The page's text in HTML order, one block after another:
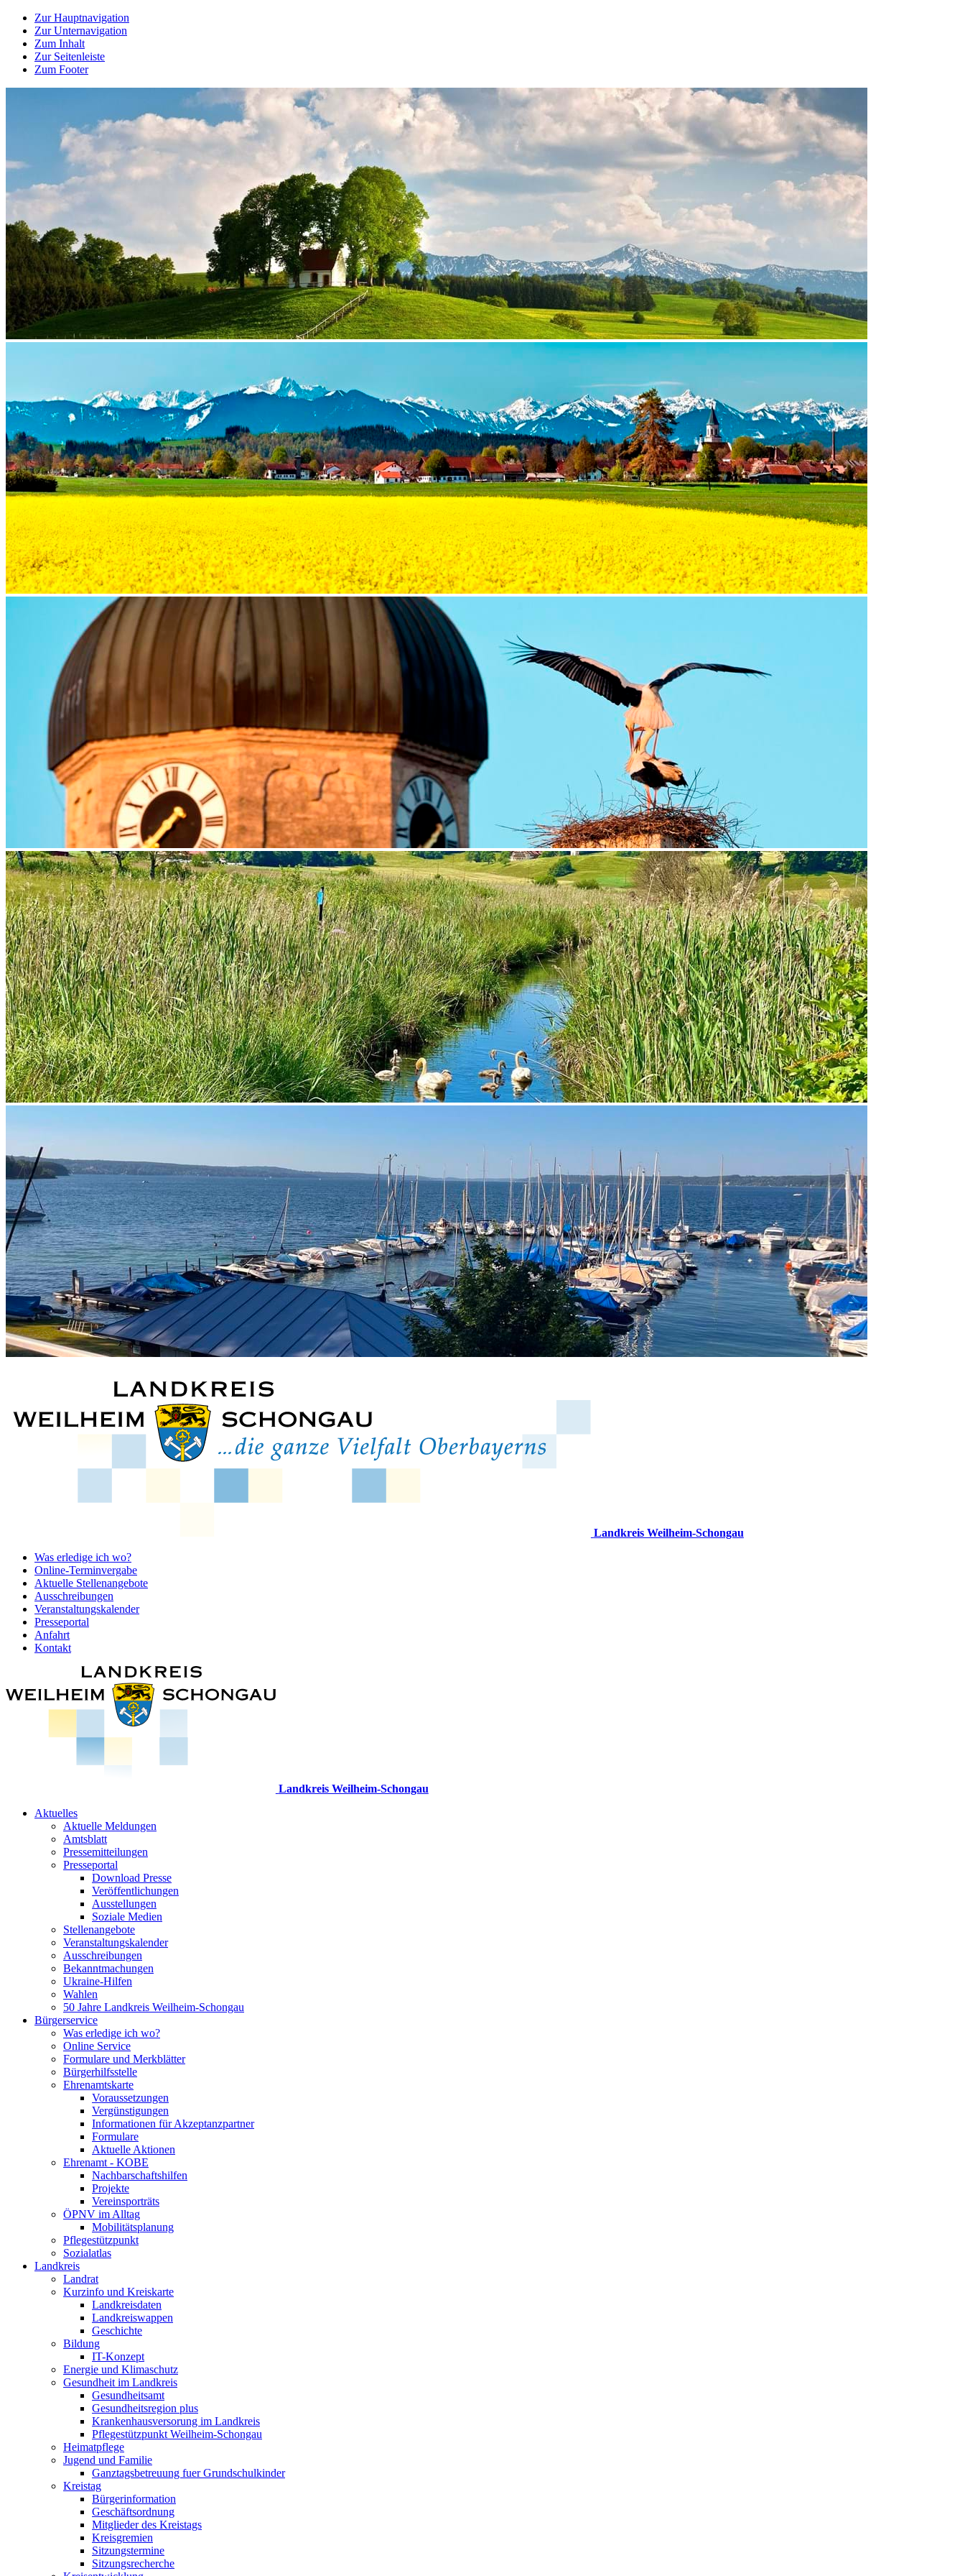
Zur Hauptnavigation
Zur Unternavigation
Zum Inhalt
Zur Seitenleiste
Zum Footer
Landkreis Weilheim-Schongau
Was erledige ich wo?
Online-Terminvergabe
Aktuelle Stellenangebote
Ausschreibungen
Veranstaltungskalender
Presseportal
Anfahrt
Kontakt
Landkreis Weilheim-Schongau
Aktuelles
Aktuelle Meldungen
Amtsblatt
Pressemitteilungen
Presseportal
Download Presse
Veröffentlichungen
Ausstellungen
Soziale Medien
Stellenangebote
Veranstaltungskalender
Ausschreibungen
Bekanntmachungen
Ukraine-Hilfen
Wahlen
50 Jahre Landkreis Weilheim-Schongau
Bürgerservice
Was erledige ich wo?
Online Service
Formulare und Merkblätter
Bürgerhilfsstelle
Ehrenamtskarte
Voraussetzungen
Vergünstigungen
Informationen für Akzeptanzpartner
Formulare
Aktuelle Aktionen
Ehrenamt - KOBE
Nachbarschaftshilfen
Projekte
Vereinsporträts
ÖPNV im Alltag
Mobilitätsplanung
Pflegestützpunkt
Sozialatlas
Landkreis
Landrat
Kurzinfo und Kreiskarte
Landkreisdaten
Landkreiswappen
Geschichte
Bildung
IT-Konzept
Energie und Klimaschutz
Gesundheit im Landkreis
Gesundheitsamt
Gesundheitsregion plus
Krankenhausversorung im Landkreis
Pflegestützpunkt Weilheim-Schongau
Heimatpflege
Jugend und Familie
Ganztagsbetreuung fuer Grundschulkinder
Kreistag
Bürgerinformation
Geschäftsordnung
Mitglieder des Kreistags
Kreisgremien
Sitzungstermine
Sitzungsrecherche